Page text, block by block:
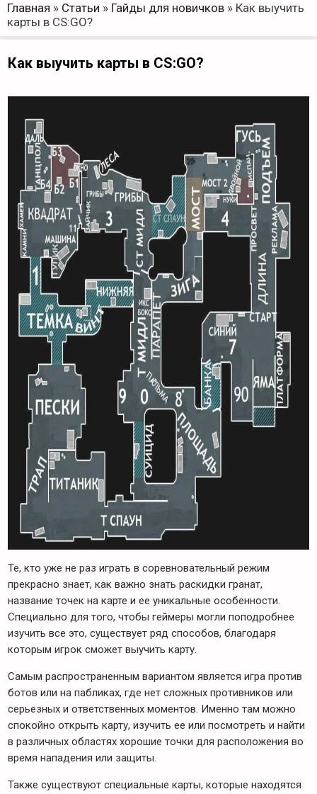
Главная » Статьи » Гайды для новичков » Как выучить
карты в CS:GO?
Как выучить карты в CS:GO?
Те, кто уже не раз играть в соревновательный режим
прекрасно знает, как важно знать раскидки гранат,
название точек на карте и ее уникальные особенности.
Специально для того, чтобы геймеры могли поподробнее
изучить все это, существует ряд способов, благодаря
которым игрок сможет выучить карту.
Самым распространенным вариантом является игра против
ботов или на пабликах, где нет сложных противников или
серьезных и ответственных моментов. Именно там можно
спокойно открыть карту, изучить ее или посмотреть и найти
в различных областях хорошие точки для расположения во
время нападения или защиты.
Также существуют специальные карты, которые находятся